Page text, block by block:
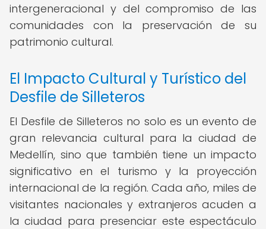
intergeneracional y del compromiso de las
comunidades con la preservación de su
patrimonio cultural.
El Impacto Cultural y Turístico del
Desfile de Silleteros
El Desfile de Silleteros no solo es un evento de
gran relevancia cultural para la ciudad de
Medellín, sino que también tiene un impacto
significativo en el turismo y la proyección
internacional de la región. Cada año, miles de
visitantes nacionales y extranjeros acuden a
la ciudad para presenciar este espectáculo